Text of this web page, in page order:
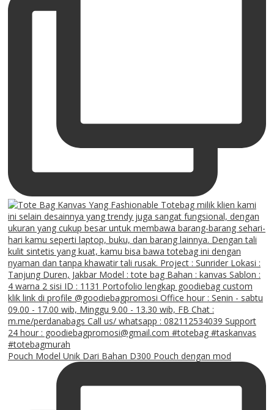
Pouch Model Unik Dari Bahan D300 Pouch dengan mod